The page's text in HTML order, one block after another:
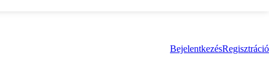
BejelentkezésRegisztráció